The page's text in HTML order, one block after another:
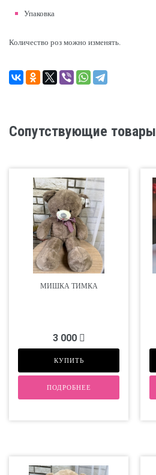
Упаковка
Количество роз можно изменять.
Сопутствующие товары
МИШКА ТИМКА
3 000
КУПИТЬ
ПОДРОБНЕЕ